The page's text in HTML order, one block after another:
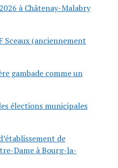
à Châtenay-Malabry
Sceaux (anciennement
gambade comme un
élections municipales
de
Dame à Bourg-la-